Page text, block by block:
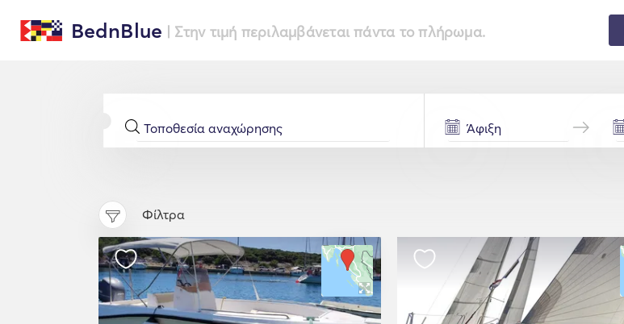
BednBlue | Στην τιμή περιλαμβάνεται πάντα το πλήρωμα.
Φίλτρα